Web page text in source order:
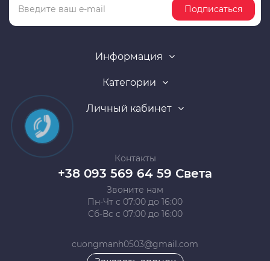
Подписаться
Информация
Категории
Личный кабинет
Контакты
+38 093 569 64 59 Света
Звоните нам
Пн-Чт с 07:00 до 16:00
Сб-Вс с 07:00 до 16:00
cuongmanh0503@gmail.com